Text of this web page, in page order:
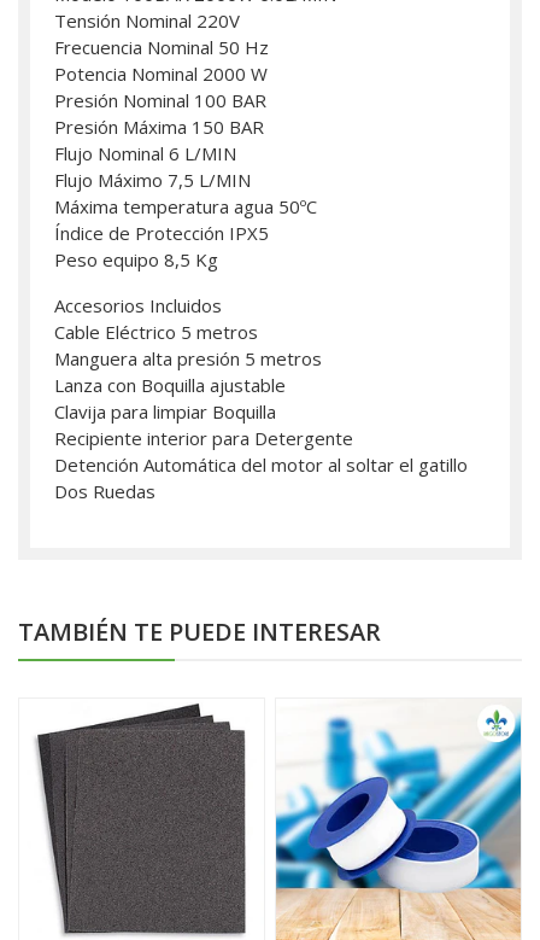
Tensión Nominal 220V
Frecuencia Nominal 50 Hz
Potencia Nominal 2000 W
Presión Nominal 100 BAR
Presión Máxima 150 BAR
Flujo Nominal 6 L/MIN
Flujo Máximo 7,5 L/MIN
Máxima temperatura agua 50ºC
Índice de Protección IPX5
Peso equipo 8,5 Kg
Accesorios Incluidos
Cable Eléctrico 5 metros
Manguera alta presión 5 metros
Lanza con Boquilla ajustable
Clavija para limpiar Boquilla
Recipiente interior para Detergente
Detención Automática del motor al soltar el gatillo
Dos Ruedas
TAMBIÉN TE PUEDE INTERESAR